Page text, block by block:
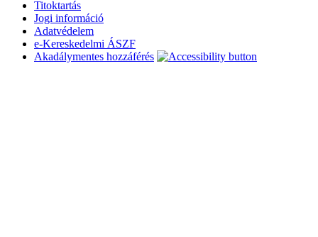
Titoktartás
Jogi információ
Adatvédelem
e-Kereskedelmi ÁSZF
Akadálymentes hozzáférés